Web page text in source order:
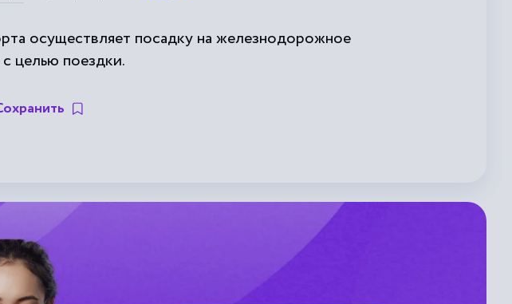
осуществляет посадку на железнодорожное
целью поездки.